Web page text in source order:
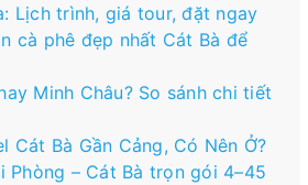
Lịch trình, giá tour, đặt ngay
cà phê đẹp nhất Cát Bà để
Minh Châu? So sánh chi tiết
Cát Bà Gần Cảng, Có Nên Ở?
Phòng – Cát Bà trọn gói 4–45